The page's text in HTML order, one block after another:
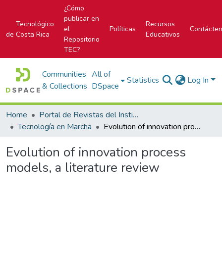
Tecnológico
de Costa Rica
¿Cómo
publicar en
el
Repositorio
TEC?
Políticas
Recursos
Educativos
Communities
& Collections
All of
DSpace
Statistics Log In
Home
Portal de Revistas del Instituto Tecnológico de Costa Rica
Tecnología en Marcha
Evolution of innovation process models, a literature review
Evolution of innovation process
models, a literature review